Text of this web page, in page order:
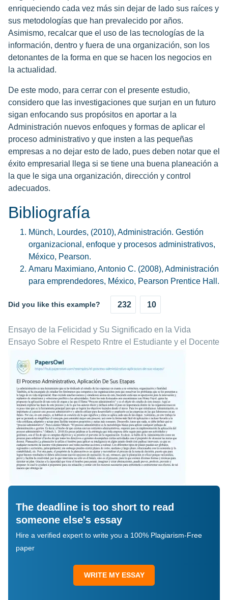
enriqueciendo cada vez más sin dejar de lado sus raíces y
sus metodologías que han prevalecido por años.
Asimismo, recalcar que el uso de las tecnologías de la
información, dentro y fuera de una organización, son los
detonantes de la forma en que se hacen los negocios en
la actualidad.
De este modo, para cerrar con el presente estudio,
considero que las investigaciones que surjan en un futuro
sigan enfocando sus propósitos en aportar a la
Administración nuevos enfoques y formas de aplicar el
proceso administrativo y que insten a las pequeñas
empresas a no dejar esto de lado, pues deben notar que el
éxito empresarial llega si se tiene una buena planeación a
la que le siga una organización, dirección y control
adecuados.
Bibliografía
Münch, Lourdes, (2010), Administración. Gestión
organizacional, enfoque y procesos administrativos,
México, Pearson.
Amaru Maximiano, Antonio C. (2008), Administración
para emprendedores, México, Pearson Prentice Hall.
Did you like this example? 232 10
Ensayo de la Felicidad y Su Significado en la Vida
Ensayo Sobre el Respeto Rntre el Estudiante y el Docente
The deadline is too short to read
someone else's essay
Hire a verified expert to write you a 100% Plagiarism-Free
paper
WRITE MY ESSAY